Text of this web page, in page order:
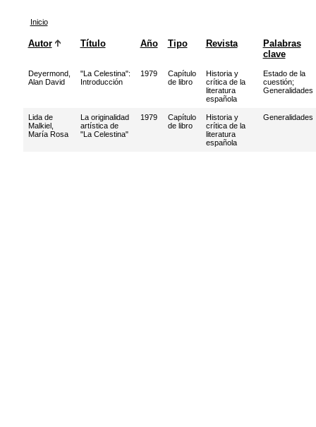
Inicio
Autor Título Año Tipo Revista
Palabras
clave
Deyermond,
Alan David
"La Celestina":
Introducción
1979
Capítulo
de libro
Historia y
crítica de la
literatura
española
Estado de la
cuestión;
Generalidades
Lida de
Malkiel,
María Rosa
La originalidad
artística de
"La Celestina"
1979
Capítulo
de libro
Historia y
crítica de la
literatura
española
Generalidades